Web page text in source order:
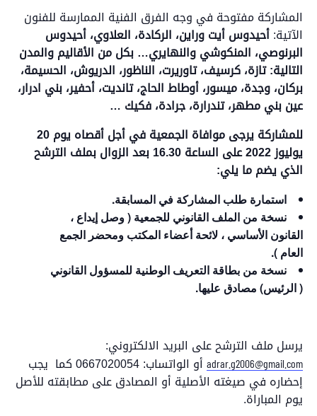
المشاركة مفتوحة في وجه الفرق الفنية الممارسة للفنون
الآتية:أحيدوس أيت وراين، الركادة، العلاوي، أحيدوس
البرنوصي، المنكوشي والنهايري… بكل من الأقاليم والمدن
التالية: تازة، كرسيف، تاوريرت، الناظور، الدريوش، الحسيمة،
بركان، وجدة، ميسور، أوطاط الحاج، تانديت، أحفير، بني ادرار،
عين بني مطهر، تندرارة، جرادة، فكيك …
للمشاركة يرجى موافاة الجمعية في أجل أقصاه يوم20
يوليوز 2022
على الساعة 16.30 بعد الزوال بملف الترشح
الذي يضم ما يلي:
استمارة طلب المشاركة في المسابقة.
نسخة من الملف القانوني للجمعية ( وصل إيداع ،
القانون الأساسي ، لائحة أعضاء المكتب ومحضر الجمع
العام ).
نسخة من بطاقة التعريف الوطنية للمسؤول القانوني
( الرئيس) مصادق عليها.
يرسل ملف الترشح على البريد الالكتروني:
adrar.g2006@gmail.com
أو الواتساب: 0667020054 كما يجب
إحضاره في صيغته الأصلية أو المصادق على مطابقته للأصل
يوم المباراة.